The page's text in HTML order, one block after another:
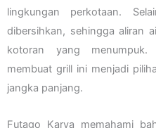
lingkungan perkotaan.
dibersihkan, sehingga aliran
kotoran yang menumpuk.
membuat grill ini menjadi
jangka panjang.
Futago Karya memahami